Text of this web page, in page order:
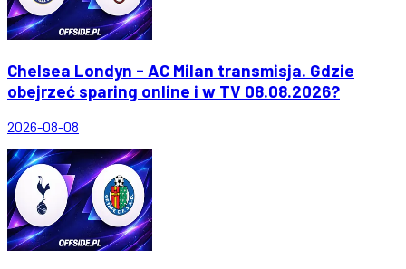
Chelsea Londyn - AC Milan transmisja. Gdzie
obejrzeć sparing online i w TV 08.08.2026?
2026-08-08